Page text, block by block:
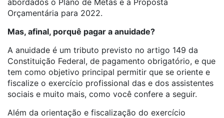
abordados o Plano de Metas e a Proposta
Orçamentária para 2022.
Mas, afinal, porquê pagar a anuidade?
A anuidade é um tributo previsto no artigo 149 da
Constituição Federal, de pagamento obrigatório, e que
tem como objetivo principal permitir que se oriente e
fiscalize o exercício profissional das e dos assistentes
sociais e muito mais, como você confere a seguir.
Além da orientação e fiscalização do exercício